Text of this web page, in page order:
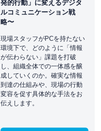
発的行動」に変えるデジタ
ルコミュニケーション戦
略〜
現場スタッフがPCを持たない
環境下で、どのように「情報
が伝わらない」課題を打破
し、組織全体での一体感を醸
成していくのか。確実な情報
到達の仕組みや、現場の行動
変容を促す具体的な手法をお
伝えします。